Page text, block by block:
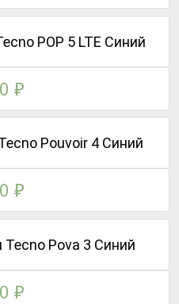
Pova 3 Синий
₽
Pouvoir 4 Синий
₽
POP 5 LTE Синий
₽